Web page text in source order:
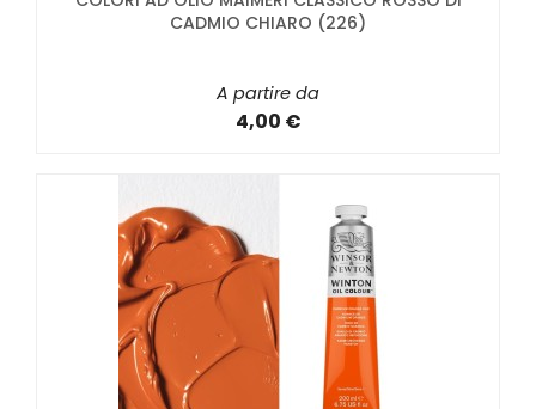
CADMIO CHIARO (226)
A partire da
4,00 €